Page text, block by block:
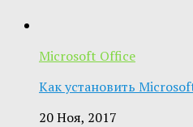
Microsoft Office
Как установить
20 Ноя, 2017